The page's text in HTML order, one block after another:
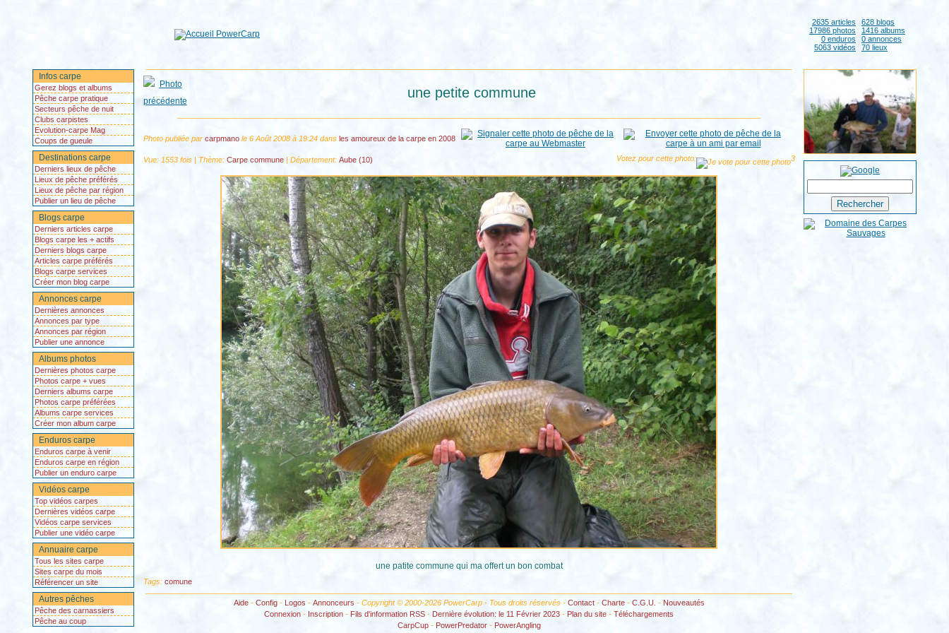
2635 articles
628 blogs
17986 photos
1416 albums
0 enduros
0 annonces
5063 vidéos
70 lieux
Infos carpe
Gerez blogs et albums
Pêche carpe pratique
Secteurs pêche de nuit
Clubs carpistes
Evolution-carpe Mag
Coups de gueule
Destinations carpe
Derniers lieux de pêche
Lieux de pêche préférés
Lieux de pêche par région
Publier un lieu de pêche
Blogs carpe
Derniers articles carpe
Blogs carpe les + actifs
Derniers blogs carpe
Articles carpe préférés
Blogs carpe services
Créer mon blog carpe
Annonces carpe
Dernières annonces
Annonces par type
Annonces par région
Publier une annonce
Albums photos
Dernières photos carpe
Photos carpe + vues
Derniers albums carpe
Photos carpe préférées
Albums carpe services
Créer mon album carpe
Enduros carpe
Enduros carpe à venir
Enduros carpe en région
Publier un enduro carpe
Vidéos carpe
Top vidéos carpes
Dernières vidéos carpe
Vidéos carpe services
Publier une vidéo carpe
Annuaire carpe
Tous les sites carpe
Sites carpe du mois
Référencer un site
Autres pêches
Pêche des carnassiers
Pêche au coup
une petite commune
Photo publiée par carpmanole 6 Août 2008 à 19:24 dans les amoureux de la carpe en 2008
Vue: 1553 fois | Thème: Carpe commune| Département: Aube (10) Votez pour cette photo: 3
une patite commune qui ma offert un bon combat
Tags: comune
Aide- Config- Logos - Annonceurs - Copyright © 2000-2026 PowerCarp - Tous droits réservés - Contact- Charte- C.G.U. - Nouveautés
Connexion - Inscription - Fils d'information RSS - Dernière évolution: le 11 Février 2023 - Plan du site - Téléchargements
CarpCup- PowerPredator- PowerAngling